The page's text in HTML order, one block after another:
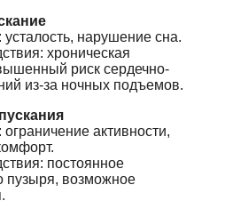
усталость, нарушение сна.
хроническая
риск сердечно-
из-за ночных подъемов.
активности,
постоянное
пузыря, возможное